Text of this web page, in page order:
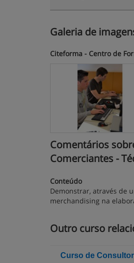
Galeria de
Citeforma - Centro de
Comentários
Comerciantes -
Conteúdo
Demonstrar, através de
merchandising na
Outro curso
Curso de